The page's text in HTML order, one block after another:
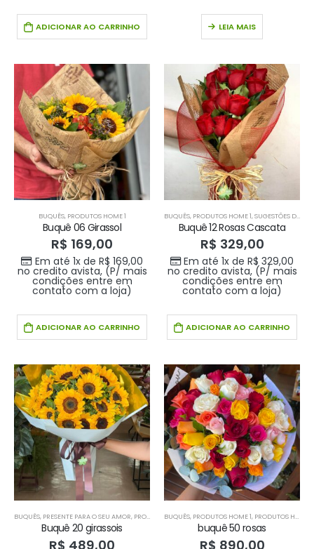
ADICIONAR AO CARRINHO LEIA MAIS
BUQUÊS, PRODUTOS HOME 1
Buquê 06 Girassol
R$ 169,00
Em até 1x de R$ 169,00
no credito avista, (P/ mais
condições entre em
contato com a loja)
ADICIONAR AO CARRINHO
BUQUÊS, PRODUTOS HOME 1,SUGESTÕES DA SEMANA
Buquê 12 Rosas Cascata
R$ 329,00
Em até 1x deR$ 329,00
no credito avista, (P/ mais
condições entre em
contato com a loja)
ADICIONAR AO CARRINHO
BUQUÊS, PRESENTE PARA O SEU AMOR, PRODUTOS HOME 1
Buquê 20 girassois
R$ 489,00
BUQUÊS, PRODUTOS HOME 1, PRODUTOS HOME1
buquê 50 rosas
R$ 890,00